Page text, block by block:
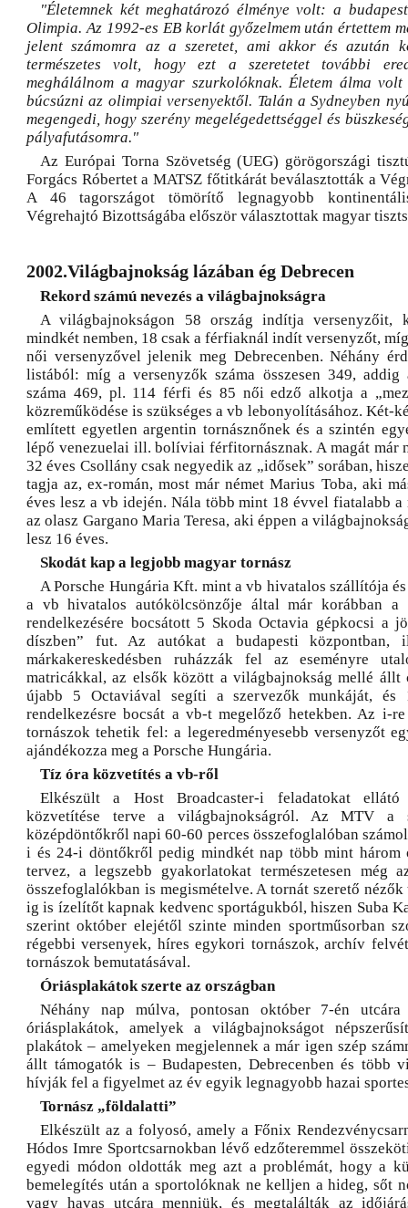
"Életemnek két meghatározó élménye volt: a
Olimpia. Az 1992-es EB korlát győzelmem után értettem
jelent számomra az a szeretet, ami akkor és azután
természetes volt, hogy ezt a szeretetet további
meghálálnom a magyar szurkolóknak. Életem álma volt
búcsúzni az olimpiai versenyektől. Talán a Sydneyben
megengedi, hogy szerény megelégedettséggel és
pályafutásomra."
Az Európai Torna Szövetség (UEG) görögországi
Forgács Róbertet a MATSZ főtitkárát beválasztották a
A 46 tagországot tömörítő legnagyobb
Végrehajtó Bizottságába először választottak magyar
2002.Világbajnokság lázában ég Debrecen
Rekord számú nevezés a világbajnokságra
A világbajnokságon 58 ország indítja versenyzőit,
mindkét nemben, 18 csak a férfiaknál indít versenyzőt,
női versenyzővel jelenik meg Debrecenben. Néhány
listából: míg a versenyzők száma összesen 349,
száma 469, pl. 114 férfi és 85 női edző alkotja a
közreműködése is szükséges a vb lebonyolításához. Két-
említett egyetlen argentin tornásznőnek és a szintén
lépő venezuelai ill. bolíviai férfitornásznak. A magát már
32 éves Csollány csak negyedik az „idősek” sorában,
tagja az, ex-román, most már német Marius Toba, aki
éves lesz a vb idején. Nála több mint 18 évvel fiatalabb
az olasz Gargano Maria Teresa, aki éppen a
lesz 16 éves.
Skodát kap a legjobb magyar tornász
A Porsche Hungária Kft. mint a vb hivatalos szállítója
a vb hivatalos autókölcsönzője által már korábban a
rendelkezésére bocsátott 5 Skoda Octavia gépkocsi a
díszben” fut. Az autókat a budapesti központban,
márkakereskedésben ruházzák fel az eseményre
matricákkal, az elsők között a világbajnokság mellé állt
újabb 5 Octaviával segíti a szervezők munkáját, és
rendelkezésre bocsát a vb-t megelőző hetekben. Az i-
tornászok tehetik fel: a legeredményesebb versenyzőt
ajándékozza meg a Porsche Hungária.
Tíz óra közvetítés a vb-ről
Elkészült a Host Broadcaster-i feladatokat
közvetítése terve a világbajnokságról. Az MTV a
középdöntőkről napi 60-60 perces összefoglalóban
i és 24-i döntőkről pedig mindkét nap több mint három
tervez, a legszebb gyakorlatokat természetesen még
összefoglalókban is megismételve. A tornát szerető nézők
ig is ízelítőt kapnak kedvenc sportágukból, hiszen Suba
szerint október elejétől szinte minden sportműsorban
régebbi versenyek, híres egykori tornászok, archív
tornászok bemutatásával.
Óriásplakátok szerte az országban
Néhány nap múlva, pontosan október 7-én
óriásplakátok, amelyek a világbajnokságot
plakátok – amelyeken megjelennek a már igen szép
állt támogatók is – Budapesten, Debrecenben és több
hívják fel a figyelmet az év egyik legnagyobb hazai
Tornász „földalatti”
Elkészült az a folyosó, amely a Főnix
Hódos Imre Sportcsarnokban lévő edzőteremmel
egyedi módon oldották meg azt a problémát, hogy a
bemelegítés után a sportolóknak ne kelljen a hideg, sőt
vagy havas utcára menniük, és megtalálták az